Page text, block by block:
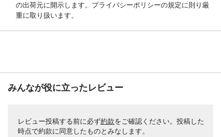
の出荷元に開示します。プライバシーポリシーの規定に則り厳
重に取り扱います。
みんなが役に立ったレビュー
レビュー投稿する前に必ず約款をご確認ください。投稿した
時点で約款に同意したものとみなします。